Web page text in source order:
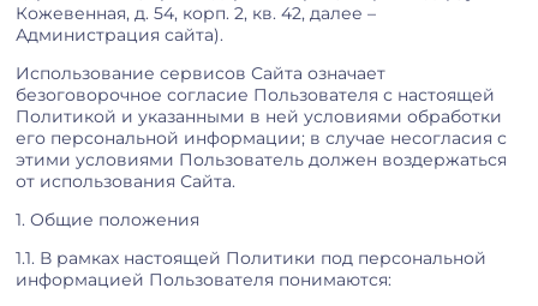
Кожевенная, д. 54, корп. 2, кв. 42, далее –
Администрация сайта).
Использование сервисов Сайта означает
безоговорочное согласие Пользователя с настоящей
Политикой и указанными в ней условиями обработки
его персональной информации; в случае несогласия с
этими условиями Пользователь должен воздержаться
от использования Сайта.
1. Общие положения
1.1. В рамках настоящей Политики под персональной
информацией Пользователя понимаются: